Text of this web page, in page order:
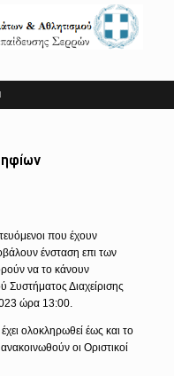
που έχουν
ένσταση επι των
να το κάνουν
Συστήματος Διαχείρισης
ώρα 13:00.
ολοκληρωθεί έως και το
οι Οριστικοί